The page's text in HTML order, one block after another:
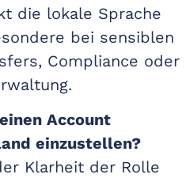
die lokale Sprache
bei sensiblen
Compliance oder
Account
einzustellen?
Klarheit der Rolle